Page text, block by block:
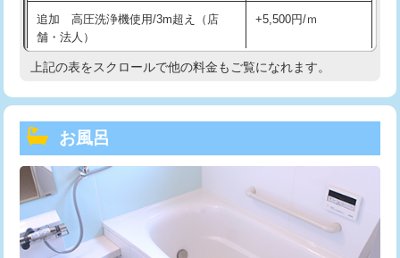
追加 高圧洗浄機使用/3m超え（店
舗・法人）
+5,500円/ｍ
高度高圧洗浄換 現地調査
トーラー機使用/3mまで
追加トーラー機使用/3m超え
カメラ調査 33,000円
上記の表をスクロールで他の料金もご覧になれます。
お風呂